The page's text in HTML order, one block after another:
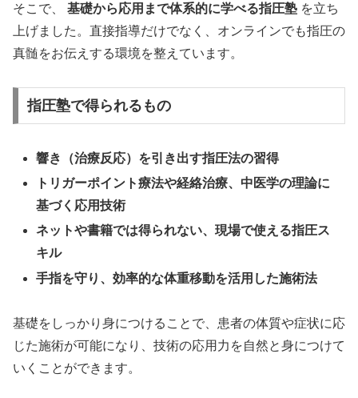
そこで、 基礎から応用まで体系的に学べる指圧塾 を立ち
上げました。直接指導だけでなく、オンラインでも指圧の
真髄をお伝えする環境を整えています。
指圧塾で得られるもの
響き（治療反応）を引き出す指圧法の習得
トリガーポイント療法や経絡治療、中医学の理論に
基づく応用技術
ネットや書籍では得られない、現場で使える指圧ス
キル
手指を守り、効率的な体重移動を活用した施術法
基礎をしっかり身につけることで、患者の体質や症状に応
じた施術が可能になり、技術の応用力を自然と身につけて
いくことができます。